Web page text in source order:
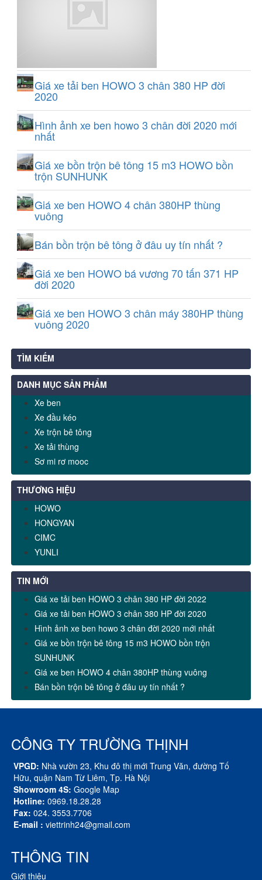
Giá xe tải ben HOWO 3 chân 380 HP đời
2020
Hình ảnh xe ben howo 3 chân đời 2020 mới
nhất
Giá xe bồn trộn bê tông 15 m3 HOWO bồn
trộn SUNHUNK
Giá xe ben HOWO 4 chân 380HP thùng
vuông
Bán bồn trộn bê tông ở đâu uy tín nhất ?
Giá xe ben HOWO bá vương 70 tấn 371 HP
đời 2020
Giá xe ben HOWO 3 chân máy 380HP thùng
vuông 2020
TÌM KIẾM
DANH MỤC SẢN PHẨM
Xe ben
Xe đầu kéo
Xe trộn bê tông
Xe tải thùng
Sơ mi rơ mooc
THƯƠNG HIỆU
HOWO
HONGYAN
CIMC
YUNLI
TIN MỚI
Giá xe tải ben HOWO 3 chân 380 HP đời 2022
Giá xe tải ben HOWO 3 chân 380 HP đời 2020
Hình ảnh xe ben howo 3 chân đời 2020 mới nhất
Giá xe bồn trộn bê tông 15 m3 HOWO bồn trộn
SUNHUNK
Giá xe ben HOWO 4 chân 380HP thùng vuông
Bán bồn trộn bê tông ở đâu uy tín nhất ?
CÔNG TY TRƯỜNG THỊNH
VPGD: Nhà vườn 23, Khu đô thị mới Trung Văn, đường Tố
Hữu, quận Nam Từ Liêm, Tp. Hà Nội
Showroom 4S: Google Map
Hotline: 0969.18.28.28
Fax: 024. 3553.7706
E-mail : viettrinh24@gmail.com
THÔNG TIN
Giới thiệu